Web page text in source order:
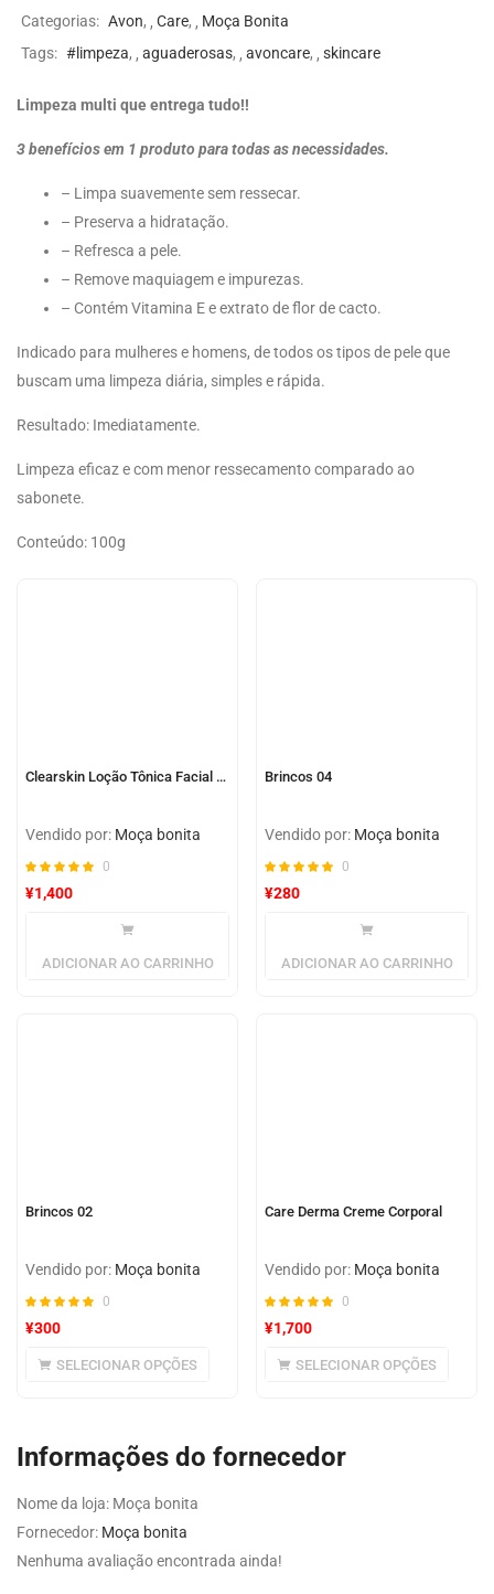
Categorias: Avon, Care,
Moça Bonita
Tags: #limpeza, aguaderosas, avoncare, skincare
Limpeza multi que entrega tudo!!
3 benefícios em 1 produto para todas as necessidades.
– Limpa suavemente sem ressecar.
– Preserva a hidratação.
– Refresca a pele.
– Remove maquiagem e impurezas.
– Contém Vitamina E e extrato de flor de cacto.
Indicado para mulheres e homens, de todos os tipos de pele que
buscam uma limpeza diária, simples e rápida.
Resultado: Imediatamente.
Limpeza eficaz e com menor ressecamento comparado ao
sabonete.
Conteúdo: 100g
Clearskin Loção Tônica Facial Adstringente
Vendido por: Moça bonita
0
¥1,400
ADICIONAR AO CARRINHO
Brincos 04
Vendido por: Moça bonita
0
¥280
ADICIONAR AO CARRINHO
Brincos 02
Vendido por: Moça bonita
0
¥300
SELECIONAR OPÇÕES
Care Derma Creme Corporal
Vendido por: Moça bonita
0
¥1,700
SELECIONAR OPÇÕES
Informações do fornecedor
Nome da loja: Moça bonita
Fornecedor: Moça bonita
Nenhuma avaliação encontrada ainda!